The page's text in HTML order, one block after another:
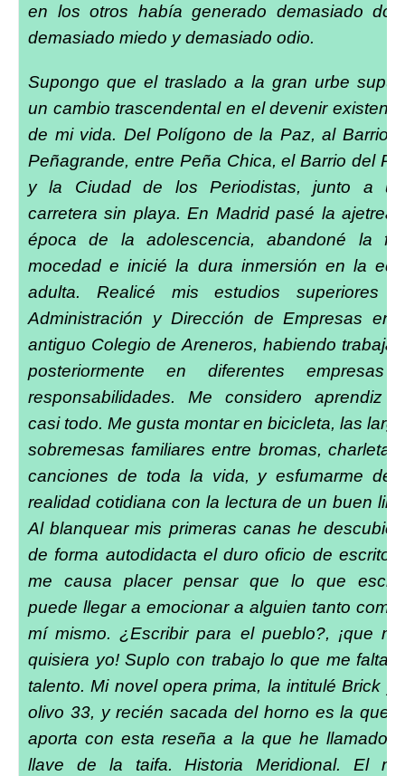
en los otros había generado demasiado
demasiado miedo y demasiado odio.
Supongo que el traslado a la gran urbe
un cambio trascendental en el devenir
de mi vida. Del Polígono de la Paz, al Barrio
Peñagrande, entre Peña Chica, el Barrio del
y la Ciudad de los Periodistas, junto a
carretera sin playa. En Madrid pasé la
época de la adolescencia, abandoné la
mocedad e inicié la dura inmersión en la
adulta. Realicé mis estudios superiores
Administración y Dirección de Empresas en
antiguo Colegio de Areneros, habiendo
posteriormente en diferentes empresas
responsabilidades. Me considero aprendiz
casi todo. Me gusta montar en bicicleta, las
sobremesas familiares entre bromas, charletas
canciones de toda la vida, y esfumarme de
realidad cotidiana con la lectura de un buen
Al blanquear mis primeras canas he
de forma autodidacta el duro oficio de escritor,
me causa placer pensar que lo que
puede llegar a emocionar a alguien tanto como
mí mismo. ¿Escribir para el pueblo?, ¡que
quisiera yo! Suplo con trabajo lo que me falta
talento. Mi novel opera prima, la intitulé Brick y
olivo 33, y recién sacada del horno es la que
aporta con esta reseña a la que he llamado
llave de la taifa. Historia Meridional. El